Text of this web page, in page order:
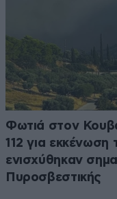
Φωτιά στον
112 για εκκένωση
ενισχύθηκαν
Πυροσβεστικής